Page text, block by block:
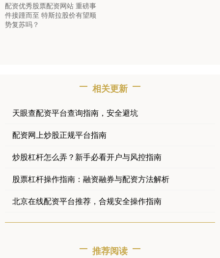
配资优秀股票配资网站 重磅事
件接踵而至 特斯拉股价有望顺
势复苏吗？
相关更新
天眼查配资平台查询指南，安全避坑
配资网上炒股正规平台指南
炒股杠杆怎么弄？新手必看开户与风控指南
股票杠杆操作指南：融资融券与配资方法解析
北京在线配资平台推荐，合规安全操作指南
推荐阅读